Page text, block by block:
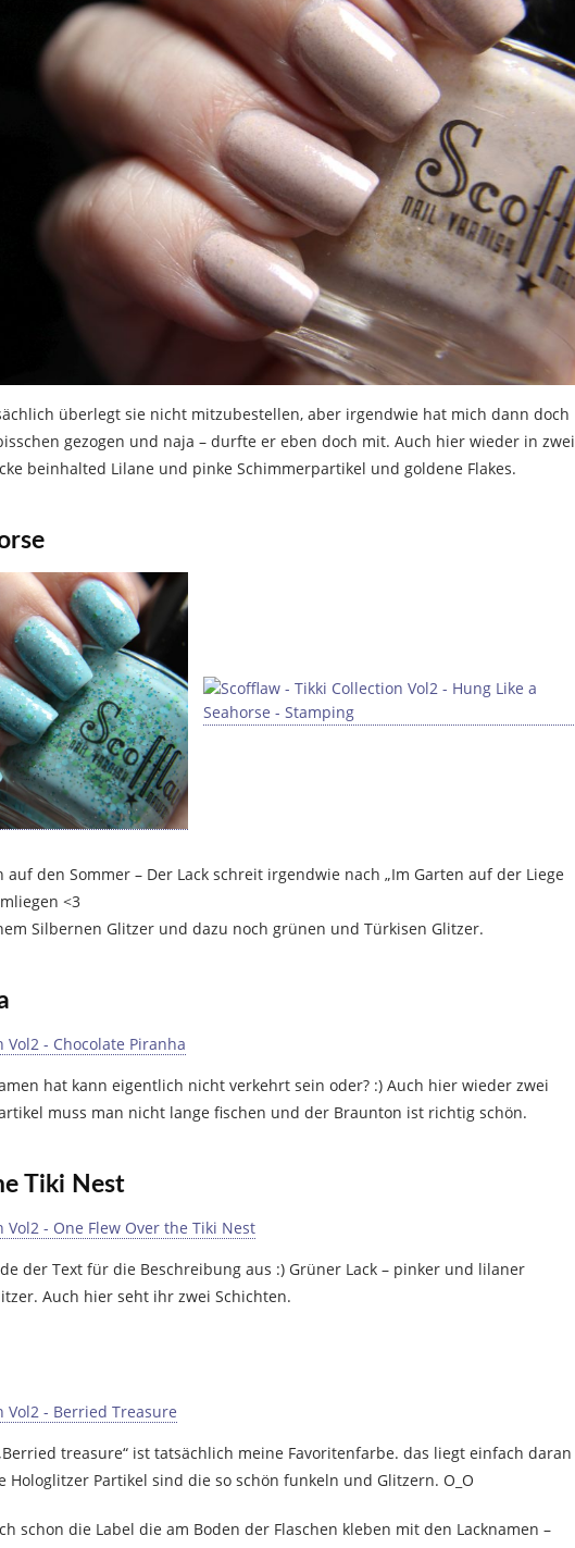
überlegt sie nicht mitzubestellen, aber irgendwie hat mich dann doch
gezogen und naja – durfte er eben doch mit. Auch hier wieder in zwei
beinhalted Lilane und pinke Schimmerpartikel und goldene Flakes.
den Sommer – Der Lack schreit irgendwie nach „Im Garten auf der Liege
<3
Silbernen Glitzer und dazu noch grünen und Türkisen Glitzer.
hat kann eigentlich nicht verkehrt sein oder? :) Auch hier wieder zwei
muss man nicht lange fischen und der Braunton ist richtig schön.
Tiki Nest
der Text für die Beschreibung aus :) Grüner Lack – pinker und lilaner
Auch hier seht ihr zwei Schichten.
treasure“ ist tatsächlich meine Favoritenfarbe. das liegt einfach daran
Hologlitzer Partikel sind die so schön funkeln und Glitzern. O_O
schon die Label die am Boden der Flaschen kleben mit den Lacknamen –